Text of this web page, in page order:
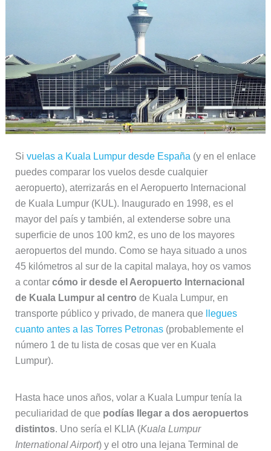
Si vuelas a Kuala Lumpur desde España (y en el enlace
puedes comparar los vuelos desde cualquier
aeropuerto), aterrizarás en el Aeropuerto Internacional
de Kuala Lumpur (KUL). Inaugurado en 1998, es el
mayor del país y también, al extenderse sobre una
superficie de unos 100 km2, es uno de los mayores
aeropuertos del mundo. Como se haya situado a unos
45 kilómetros al sur de la capital malaya, hoy os vamos
a contar cómo ir desde el Aeropuerto Internacional
de Kuala Lumpur al centro de Kuala Lumpur, en
transporte público y privado, de manera que
llegues
cuanto antes a las Torres Petronas(probablemente el
número 1 de tu lista de cosas que ver en Kuala
Lumpur).
Hasta hace unos años, volar a Kuala Lumpur tenía la
peculiaridad de que podías llegar a dos aeropuertos
distintos. Uno sería el KLIA (Kuala Lumpur
International Airport) y el otro una lejana Terminal de